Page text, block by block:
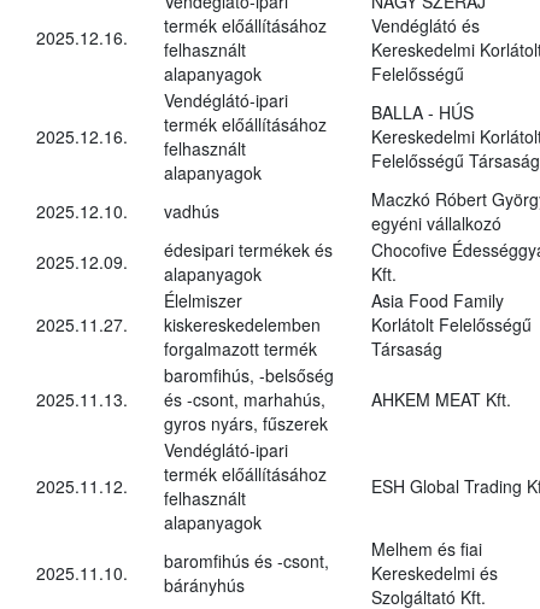
2025.12.16.
termék előállításához
felhasznált
alapanyagok
Vendéglátó és
Kereskedelmi
Felelősségű
2025.12.16.
Vendéglátó-ipari
termék előállításához
felhasznált
alapanyagok
BALLA - HÚS
Kereskedelmi
Felelősségű Társaság
2025.12.10. vadhús
Maczkó Róbert
egyéni vállalkozó
2025.12.09.
édesipari termékek és
alapanyagok
Chocofive
Kft.
2025.11.27.
Élelmiszer
kiskereskedelemben
forgalmazott termék
Asia Food Family
Korlátolt Felelősségű
Társaság
2025.11.13.
baromfihús, -belsőség
és -csont, marhahús,
gyros nyárs, fűszerek
AHKEM MEAT Kft.
2025.11.12.
Vendéglátó-ipari
termék előállításához
felhasznált
alapanyagok
ESH Global Trading
2025.11.10.
baromfihús és -csont,
bárányhús
Melhem és fiai
Kereskedelmi és
Szolgáltató Kft.